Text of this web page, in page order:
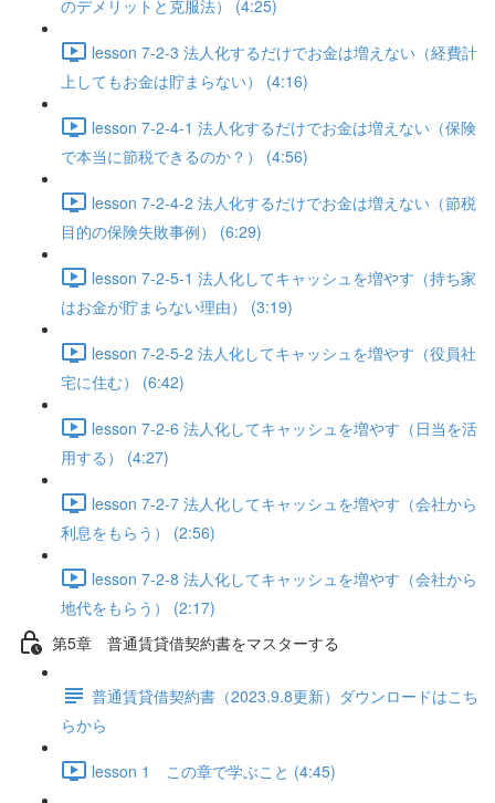
のデメリットと克服法） (4:25)
lesson 7-2-3 法人化するだけでお金は増えない（経費計
上してもお金は貯まらない） (4:16)
lesson 7-2-4-1 法人化するだけでお金は増えない（保険
で本当に節税できるのか？） (4:56)
lesson 7-2-4-2 法人化するだけでお金は増えない（節税
目的の保険失敗事例） (6:29)
lesson 7-2-5-1 法人化してキャッシュを増やす（持ち家
はお金が貯まらない理由） (3:19)
lesson 7-2-5-2 法人化してキャッシュを増やす（役員社
宅に住む） (6:42)
lesson 7-2-6 法人化してキャッシュを増やす（日当を活
用する） (4:27)
lesson 7-2-7 法人化してキャッシュを増やす（会社から
利息をもらう） (2:56)
lesson 7-2-8 法人化してキャッシュを増やす（会社から
地代をもらう） (2:17)
第5章 普通賃貸借契約書をマスターする
普通賃貸借契約書（2023.9.8更新）ダウンロードはこち
らから
lesson 1 この章で学ぶこと (4:45)